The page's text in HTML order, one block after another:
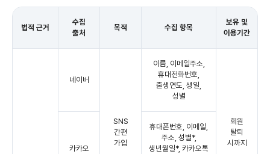
법적 근거
수집
출처
목적 수집 항목
보유 및
이용기간
네이버
SNS
간편
가입
이름, 이메일주소,
휴대전화번호,
출생연도, 생일,
성별
회원
탈퇴
시까지
카카오
휴대폰번호, 이메일,
주소, 성별*,
생년월일*, 카카오톡